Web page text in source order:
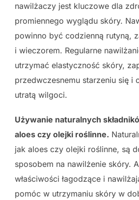
nawilżaczy jest kluczowe dla
promiennego wyglądu skóry.
powinno być codzienną rutyną,
i wieczorem. Regularne
utrzymać elastyczność skóry,
przedwczesnemu starzeniu się i
utratą wilgoci.
Używanie naturalnych
aloes czy olejki roślinne.
jak aloes czy olejki roślinne, są
sposobem na nawilżenie skóry.
właściwości łagodzące i
pomóc w utrzymaniu skóry w